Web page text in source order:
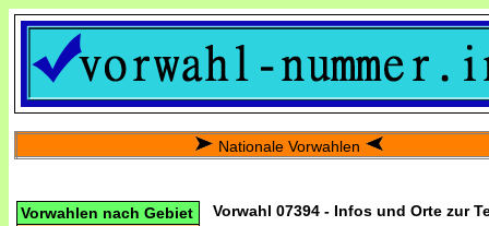
Nationale Vorwahlen
Vorwahlen nach Gebiet
Vorwahl 07394 - Infos und Orte zur